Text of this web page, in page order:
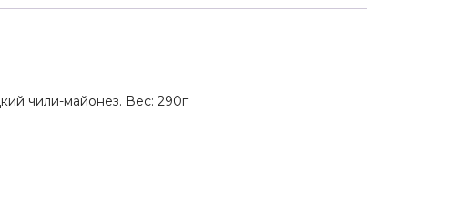
чили-майонез. Вес: 290г